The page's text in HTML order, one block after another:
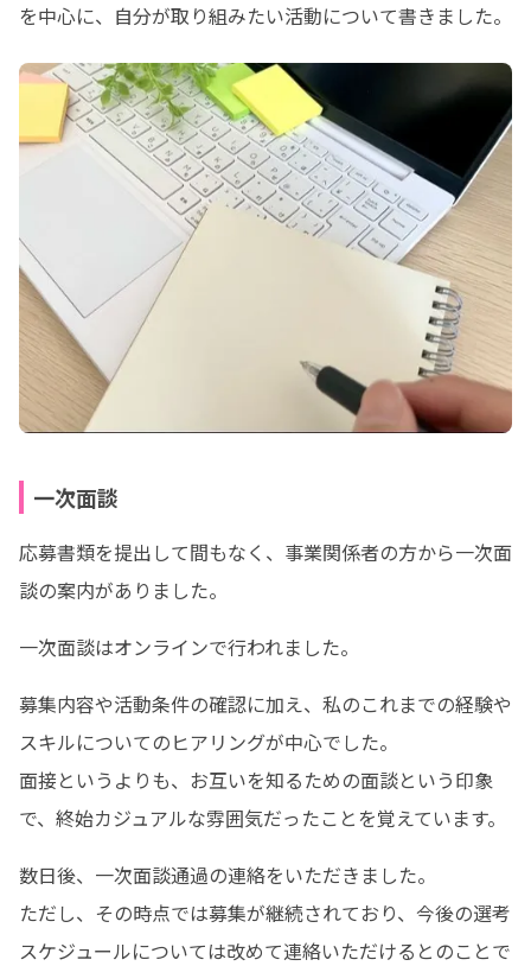
を中心に、自分が取り組みたい活動について書きました。
一次面談
応募書類を提出して間もなく、事業関係者の方から一次面
談の案内がありました。
一次面談はオンラインで行われました。
募集内容や活動条件の確認に加え、私のこれまでの経験や
スキルについてのヒアリングが中心でした。
面接というよりも、お互いを知るための面談という印象
で、終始カジュアルな雰囲気だったことを覚えています。
数日後、一次面談通過の連絡をいただきました。
ただし、その時点では募集が継続されており、今後の選考
スケジュールについては改めて連絡いただけるとのことで